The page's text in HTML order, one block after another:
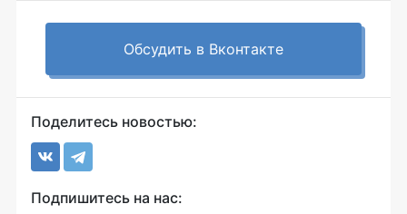
Обсудить в Вконтакте
Поделитесь новостью:
Подпишитесь на нас: